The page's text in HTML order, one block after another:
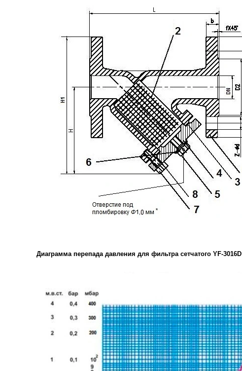
Диаграмма перепада давления для фильтра сетчатогоYF-3016D